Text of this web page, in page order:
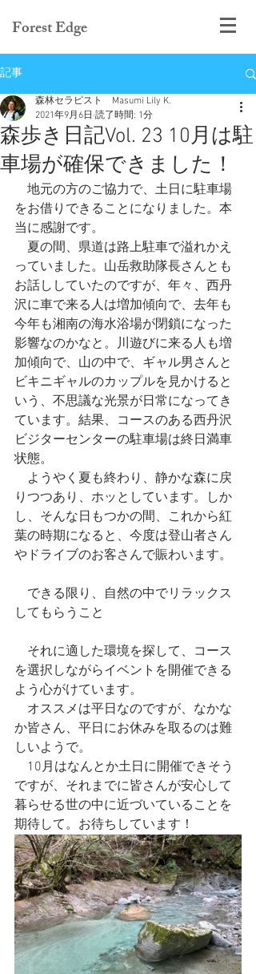
Forest Edge
記事
森歩き日記Vol. 23 10月は駐
車場が確保できました！
森林セラピスト Masumi Lily K.
2021年9月6日 読了時間: 1分
地元の方のご協力で、土日に駐車場
をお借りできることになりました。本
当に感謝です。
夏の間、県道は路上駐車で溢れかえ
っていました。山岳救助隊長さんとも
お話ししていたのですが、年々、西丹
沢に車で来る人は増加傾向で、去年も
今年も湘南の海水浴場が閉鎖になった
影響なのかなと。川遊びに来る人も増
加傾向で、山の中で、ギャル男さんと
ビキニギャルのカップルを見かけると
いう、不思議な光景が日常になってき
ています。結果、コースのある西丹沢
ビジターセンターの駐車場は終日満車
状態。
ようやく夏も終わり、静かな森に戻
りつつあり、ホッとしています。しか
し、そんな日もつかの間、これから紅
葉の時期になると、今度は登山者さん
やドライブのお客さんで賑わいます。
できる限り、自然の中でリラックス
してもらうこと
それに適した環境を探して、コース
を選択しながらイベントを開催できる
よう心がけています。
オススメは平日なのですが、なかな
か皆さん、平日にお休みを取るのは難
しいようで。
10月はなんとか土日に開催できそう
ですが、それまでに皆さんが安心して
暮らせる世の中に近づいていることを
期待して。お待ちしています！